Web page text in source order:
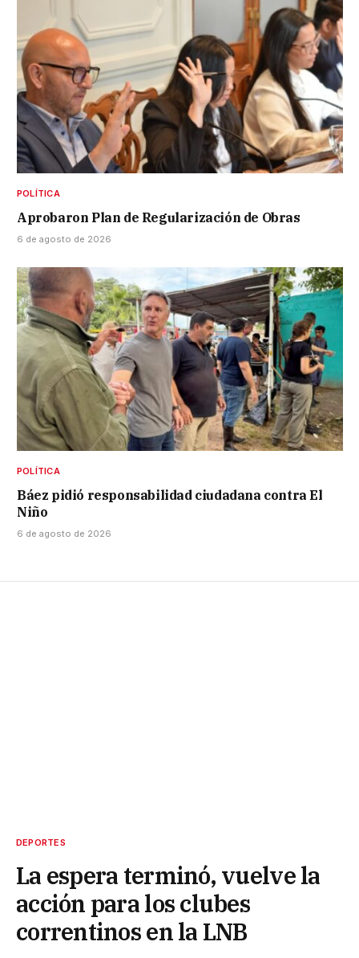
POLÍTICA
Aprobaron Plan de Regularización de Obras
6 de agosto de 2026
POLÍTICA
Báez pidió responsabilidad ciudadana contra El
Niño
6 de agosto de 2026
DEPORTES
La espera terminó, vuelve la
acción para los clubes
correntinos en la LNB